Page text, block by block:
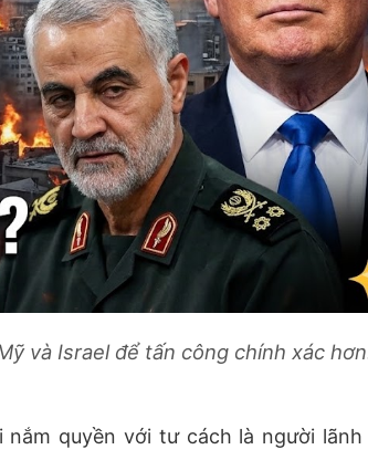
và Israel để tấn công chính xác
quyền với tư cách là người lãnh